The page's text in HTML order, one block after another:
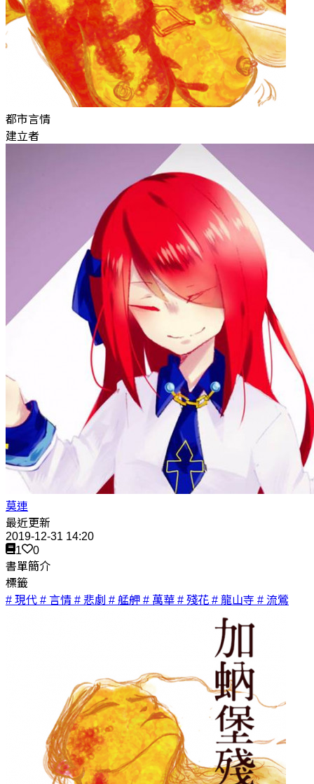
都市言情
建立者
莫連
最近更新
2019-12-31 14:20
1
0
書單簡介
標籤
# 現代 # 言情 # 悲劇 # 艋舺 # 萬華 # 殘花 # 龍山寺 # 流鶯